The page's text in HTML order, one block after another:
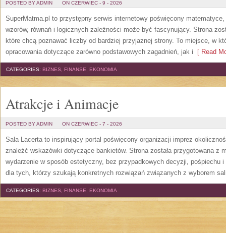
POSTED BY ADMIN ON CZERWIEC - 9 - 2026
SuperMatma.pl to przystępny serwis internetowy poświęcony
wzorów, równań i logicznych zależności może być fascynujący. Strona
które chcą poznawać liczby od bardziej przyjaznej strony. To miejsce, w
opracowania dotyczące zarówno podstawowych zagadnień, jak i [ Read
CATEGORIES: BIZNES, FINANSE, EKONOMIA
Atrakcje i Animacje
POSTED BY ADMIN ON CZERWIEC - 7 - 2026
Sala Lacerta to inspirujący portal poświęcony organizacji imprez
znaleźć wskazówki dotyczące bankietów. Strona została przygotowana z
wydarzenie w sposób estetyczny, bez przypadkowych decyzji, pośpiechu
dla tych, którzy szukają konkretnych rozwiązań związanych z wyborem
CATEGORIES: BIZNES, FINANSE, EKONOMIA